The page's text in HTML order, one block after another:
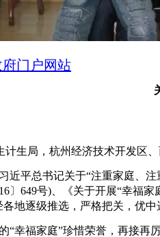
府门户网站
计生局，杭州经济技术开发区
平总书记关于“注重家庭、注
〕649号)、《关于开展“幸福
各地逐级推选，严格把关，优
福家庭”珍惜荣誉，再接再厉